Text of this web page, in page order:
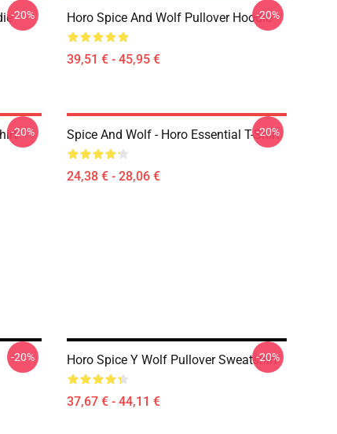
-20% Horo Spice And Wolf Pullover Hoodie
39,51 € - 45,95 €
-20%
-20% Spice And Wolf - Horo Essential T-Shirt
24,38 € - 28,06 €
-20%
-20% Horo Spice Y Wolf Pullover Sweatshirt
37,67 € - 44,11 €
-20%